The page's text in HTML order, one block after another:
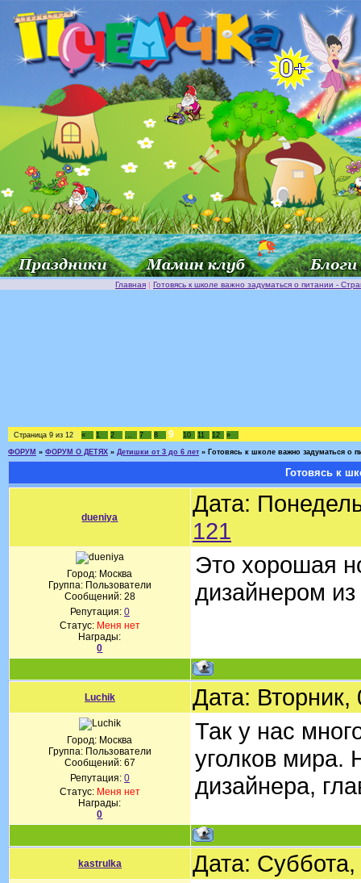
Главная | Готовясь к школе важно задуматься о питании -
Страница 9 из 12 « 1 2 … 7 8 9 10 11 12 »
ФОРУМ » ФОРУМ О ДЕТЯХ » Детишки от 3 до 6 лет » Готовясь к школе важно задуматься о
Готовясь к
dueniya
Дата:
121
Город: Москва
Группа: Пользователи
Сообщений: 28
Репутация: 0
Статус: Меня нет
Награды:
0
Это хорошая
дизайнером
Luchik Дата:
Город: Москва
Группа: Пользователи
Сообщений: 67
Репутация: 0
Статус: Меня нет
Награды:
0
Так у нас
уголков мира.
дизайнера,
kastrulka Дата: